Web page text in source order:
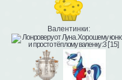
Валентинки: